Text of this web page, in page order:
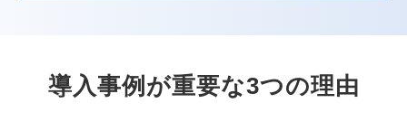
導入事例が重要な3つの理由